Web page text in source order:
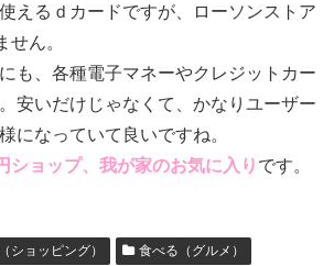
えるｄカードですが、ローソンストア
せん。
も、各種電子マネーやクレジットカー
安いだけじゃなくて、かなりユーザー
になっていて良いですね。
ショップ、我が家のお気に入り です。
ショッピング）
食べる（グルメ）